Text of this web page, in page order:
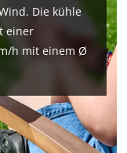
Die kühle
einer
h mit einem Ø